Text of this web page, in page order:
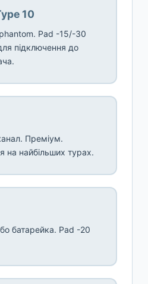
10
Pad -15/-30
підключення до
Преміум.
на найбільших турах.
батарейка. Pad -20